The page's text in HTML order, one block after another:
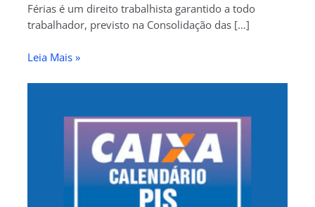
Férias é um direito trabalhista garantido a todo
trabalhador, previsto na Consolidação das […]
Leia Mais »